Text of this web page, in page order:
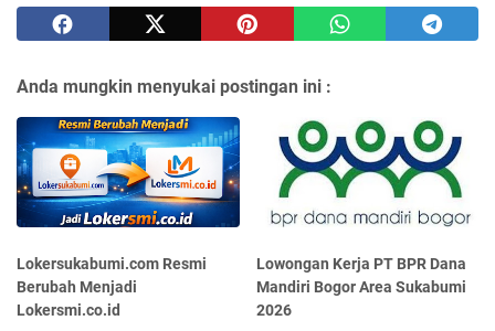
Anda mungkin menyukai postingan ini :
Lokersukabumi.com Resmi
Berubah Menjadi
Lokersmi.co.id
Lowongan Kerja PT BPR Dana
Mandiri Bogor Area Sukabumi
2026